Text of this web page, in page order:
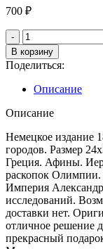
700 ₽
В корзину
Поделиться:
Описание
Описание
Немецкое издание
городов. Размер
Греция. Афины.
раскопок Олимпии.
Империя
исследований.
доставки нет.
отличное решение
прекрасный